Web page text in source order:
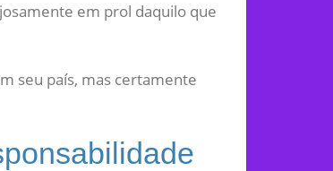
em prol daquilo que
seu país, mas certamente